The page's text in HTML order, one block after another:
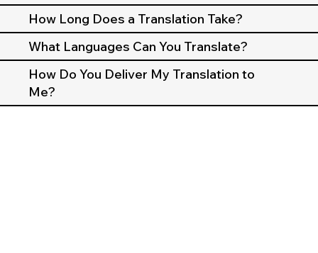
How Long Does a Translation Take?
What Languages Can You Translate?
How Do You Deliver My Translation to
Me?